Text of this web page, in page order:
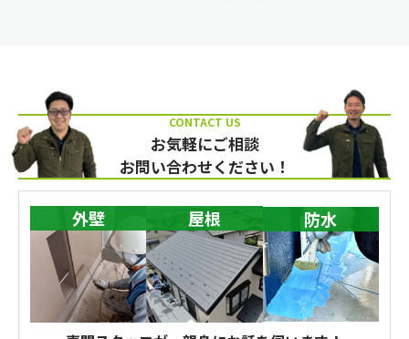
お気軽にご相談
お問い合わせください！
外壁 屋根 防水